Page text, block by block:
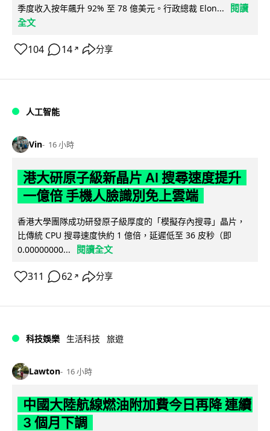
季度收入按年飆升 92% 至 78 億美元。行政總裁 Elon...
閱讀
全文
104 14 ↗ 分享
人工智能
Vin 16 小時
港大研原子級新晶片 AI 搜尋速度提升
一億倍 手機人臉識別免上雲端
香港大學團隊成功研發原子級厚度的「模擬存內搜尋」晶片，
比傳統 CPU 搜尋速度快約 1 億倍，延遲低至 36 皮秒（即
0.00000000...
閱讀全文
311 62 ↗ 分享
科技娛樂 生活科技 旅遊
Lawton 16 小時
中國大陸航線燃油附加費今日再降 連續
3 個月下調